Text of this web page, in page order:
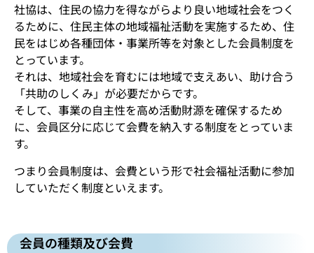
社協は、住民の協力を得ながらより良い地域社会をつく
るために、住民主体の地域福祉活動を実施するため、住
民をはじめ各種団体・事業所等を対象とした会員制度を
とっています。
それは、地域社会を育むには地域で支えあい、助け合う
「共助のしくみ」が必要だからです。
そして、事業の自主性を高め活動財源を確保するため
に、会員区分に応じて会費を納入する制度をとっていま
す。
つまり会員制度は、会費という形で社会福祉活動に参加
していただく制度といえます。
会員の種類及び会費